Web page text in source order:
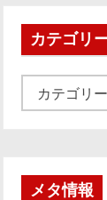
ブカテゴリ
テ
メタ情報